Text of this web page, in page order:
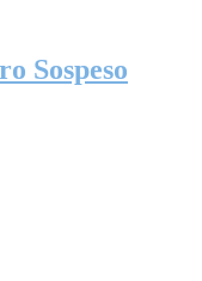
Sospeso